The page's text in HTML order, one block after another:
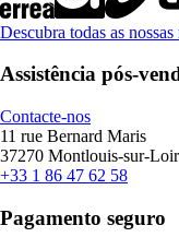
Descubra todas as nossas
Assistência pós-
Contacte-nos
11 rue Bernard Maris
37270 Montlouis-sur-
+33 1 86 47 62 58
Pagamento seguro